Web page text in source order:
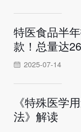
特医食品半
款！总量达
2025-07-14
《特殊医学
法》解读